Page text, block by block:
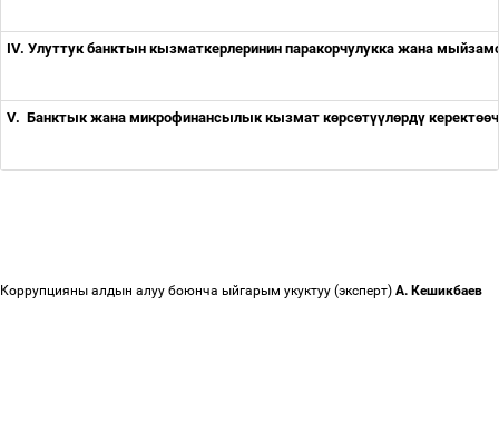
IV. Улуттук банктын кызматкерлеринин паракорчулукка жана
V. Банктык жана микрофинансылык кызмат көрсөтүүлөрдү керектөөч
Коррупцияны алдын алуу боюнча ыйгарым укуктуу (эксперт) А. Кешикбаев